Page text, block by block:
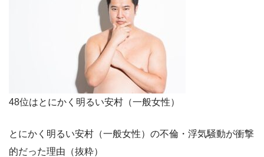
48位はとにかく明るい安村（一般女性）
とにかく明るい安村（一般女性）の不倫・浮気騒動が衝撃
的だった理由（抜粋）